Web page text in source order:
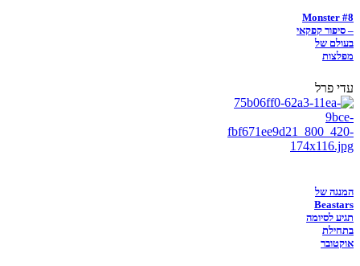
Monster #8
– סיפור קפקאי
בעולם של
מפלצות
עדי פרל
המנגה של
Beastars
תגיע לסיומה
בתחילת
אוקטובר